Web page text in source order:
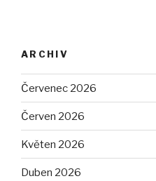
ARCHIV
Červenec 2026
Červen 2026
Květen 2026
Duben 2026